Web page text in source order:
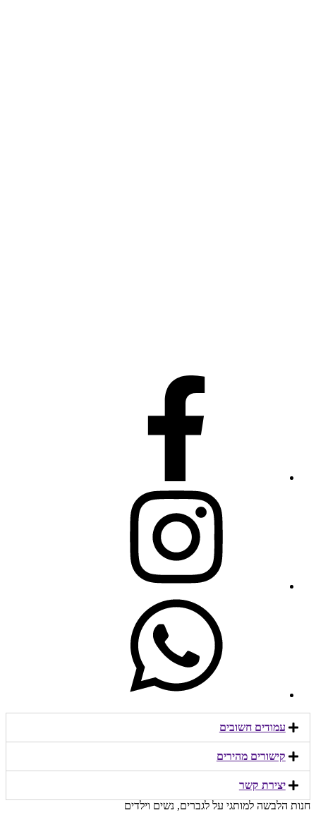
עמודים חשובים
קישורים מהירים​
יצירת קשר​
חנות הלבשה למותגי על לגברים, נשים וילדים